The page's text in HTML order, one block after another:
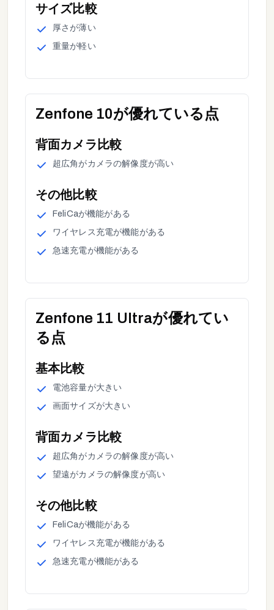
サイズ比較
厚さが薄い
重量が軽い
Zenfone 10が優れている点
背面カメラ 比較
超広角がカメラの解像度が高い
その他比較
FeliCaが機能がある
ワイヤレス充電が機能がある
急速充電が機能がある
Zenfone 11 Ultraが優れてい
る点
基本比較
電池容量が大きい
画面サイズが大きい
背面カメラ 比較
超広角がカメラの解像度が高い
望遠がカメラの解像度が高い
その他比較
FeliCaが機能がある
ワイヤレス充電が機能がある
急速充電が機能がある